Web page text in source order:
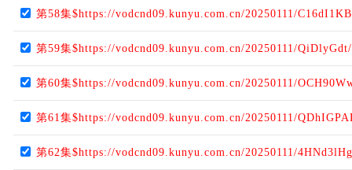
第58集$https://vodcnd09.kunyu.com.cn/20250111/
第59集$https://vodcnd09.kunyu.com.cn/20250111/
第60集$https://vodcnd09.kunyu.com.cn/20250111/
第61集$https://vodcnd09.kunyu.com.cn/20250111/
第62集$https://vodcnd09.kunyu.com.cn/20250111/